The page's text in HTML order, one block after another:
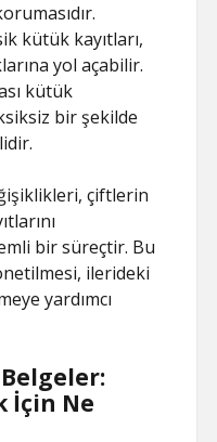
kütük kayıtları,
yol açabilir.
kütük
bir şekilde
çiftlerin
bir süreçtir. Bu
ilerideki
yardımcı
İçin Ne